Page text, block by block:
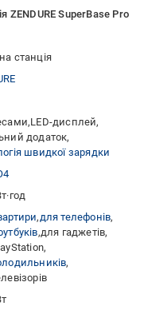
ZENDURE SuperBase Pro
станція
LED-дисплей
додаток
швидкої зарядки
для телефонів
для гаджетів